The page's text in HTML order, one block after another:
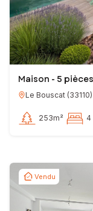
Maison - 5
Le Bouscat (33110)
253m² 4
Vendu